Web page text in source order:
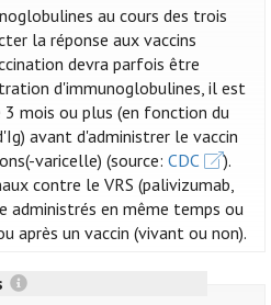
au cours des trois
la réponse aux vaccins
devra parfois être
d'immunoglobulines, il est
mois ou plus (en fonction du
avant d'administrer le vaccin
varicelle) (source:CDC
).
contre le VRS (palivizumab,
administrés en même temps ou
après un vaccin (vivant ou non).